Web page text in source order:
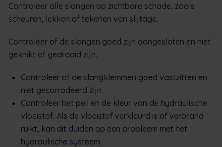
Controleer alle slangen op zichtbare schade, zoals
scheuren, lekken of tekenen van slijtage.
Controleer of de slangen goed zijn aangesloten en niet
geknikt of gedraaid zijn.
Controleer of de slangklemmen goed vastzitten en
niet gecorrodeerd zijn.
Controleer het peil en de kleur van de hydraulische
vloeistof. Als de vloeistof verkleurd is of verbrand
ruikt, kan dit duiden op een probleem met het
hydraulische systeem.